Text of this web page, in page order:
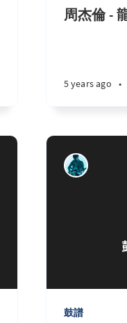
周杰倫 -
5 years ago •
鼓譜